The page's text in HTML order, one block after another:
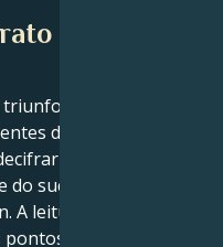
das
do mundo está
as forças
sucesso
A leitura do mapa
fortes, pontos